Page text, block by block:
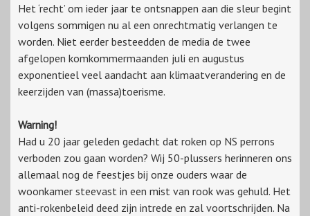
Het ‘recht’ om ieder jaar te ontsnappen aan die sleur begint
volgens sommigen nu al een onrechtmatig verlangen te
worden. Niet eerder besteedden de media de twee
afgelopen komkommermaanden juli en augustus
exponentieel veel aandacht aan klimaatverandering en de
keerzijden van (massa)toerisme.
Warning!
Had u 20 jaar geleden gedacht dat roken op NS perrons
verboden zou gaan worden? Wij 50-plussers herinneren ons
allemaal nog de feestjes bij onze ouders waar de
woonkamer steevast in een mist van rook was gehuld. Het
anti-rokenbeleid deed zijn intrede en zal voortschrijden. Na